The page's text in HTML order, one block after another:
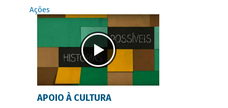
Ações
APOIO À CULTURA